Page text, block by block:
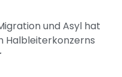
und Asyl hat
Halbleiterkonzerns